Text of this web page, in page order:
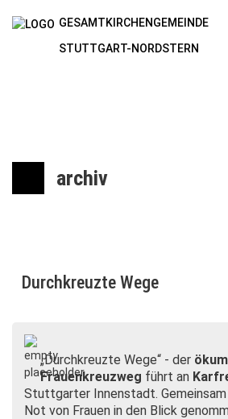
GESAMTKIRCHENGEMEINDE
STUTTGART-NORDSTERN
archiv
Durchkreuzte Wege
„Durchkreuzte Wege“ - der
Frauenkreuzweg führt an
Stuttgarter Innenstadt.
Not von Frauen in den Blick